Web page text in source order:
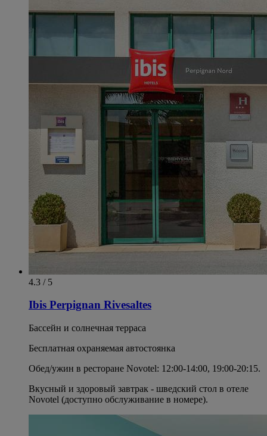
4.3 / 5
Ibis Perpignan Rivesaltes
Бассейн и солнечная терраса
Бесплатная охраняемая автостоянка
Обед/ужин в ресторане Novotel: 12:00-14:00, 19:00-20:15.
Вкусный и здоровый завтрак - шведский стол в отеле
Novotel (доступно обслуживание в номере).